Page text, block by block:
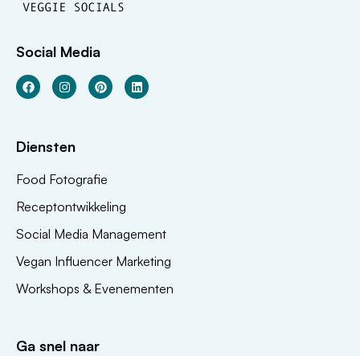
Social Media
Diensten
Food Fotografie
Receptontwikkeling
Social Media Management
Vegan Influencer Marketing
Workshops & Evenementen
Ga snel naar